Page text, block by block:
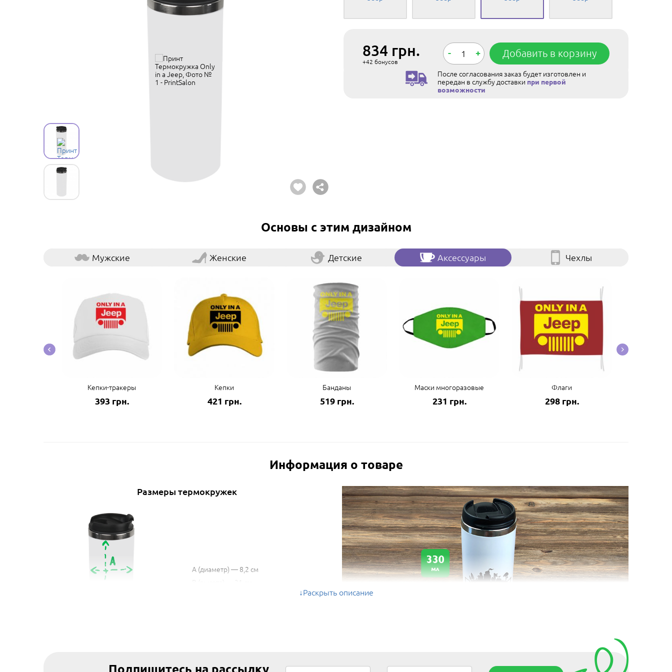
834 грн.
+42 бонусов
- + Добавить в корзину
После согласования заказ будет изготовлен и
передан в службу доставки при первой
возможности
Основы с этим дизайном
Мужские Женские Детские Аксессуары Чехлы
Кепки-тракеры
393 грн.
Кепки
421 грн.
Банданы
519 грн.
Маски многоразовые
231 грн.
Флаги
298 грн.
Информация о товаре
Размеры термокружек
A (диаметр) — 8,2 см
Раскрыть описание